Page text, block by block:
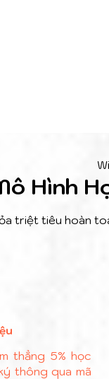
Hình
triệt tiêu hoàn
thẳng 5% học
thông qua mã